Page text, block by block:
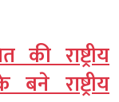
की राष्ट्रीय
राष्ट्रीय